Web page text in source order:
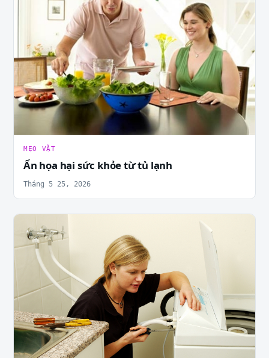
MẸO VẶT
Ẩn họa hại sức khỏe từ tủ lạnh
Tháng 5 25, 2026